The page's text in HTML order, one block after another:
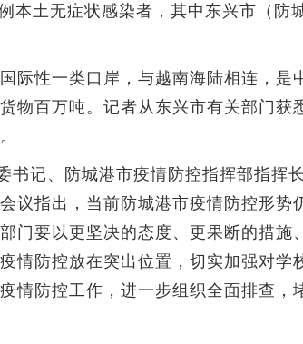
本土无症状感染者，其中东兴市（防
性一类口岸，与越南海陆相连，是
物百万吨。记者从东兴市有关部门获
记、防城港市疫情防控指挥部指挥
议指出，当前防城港市疫情防控形势
门要以更坚决的态度、更果断的措施
情防控放在突出位置，切实加强对学
情防控工作，进一步组织全面排查，